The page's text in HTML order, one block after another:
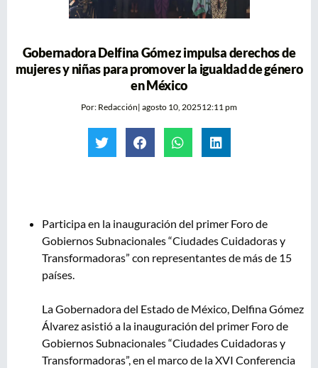
Gobernadora Delfina Gómez impulsa derechos de
mujeres y niñas para promover la igualdad de género
en México
Por: Redacción| agosto 10, 202512:11 pm
Participa en la inauguración del primer Foro de
Gobiernos Subnacionales “Ciudades Cuidadoras y
Transformadoras” con representantes de más de 15
países.
La Gobernadora del Estado de México, Delfina Gómez
Álvarez asistió a la inauguración del primer Foro de
Gobiernos Subnacionales “Ciudades Cuidadoras y
Transformadoras”, en el marco de la XVI Conferencia